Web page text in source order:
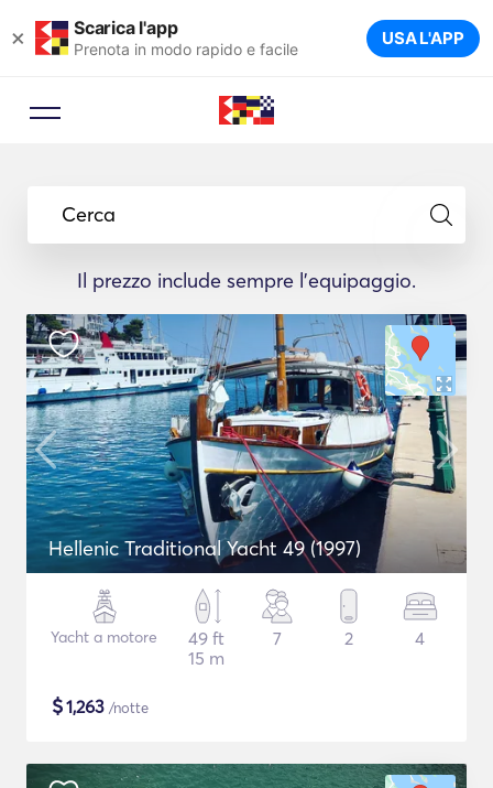
× Scarica l'app
Prenota in modo rapido e facile USA L'APP
Cerca
Il prezzo include sempre l'equipaggio.
Hellenic Traditional Yacht 49 (1997)
Yacht a motore
49 ft
15 m
7 2 4
$1,263 /notte